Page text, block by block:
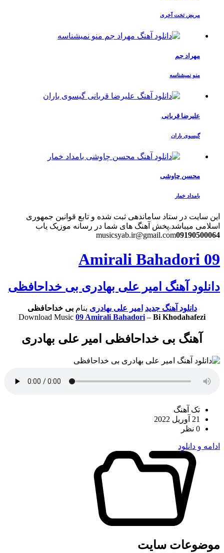
مریض تخت آخری
مهراد جم
منو نمیشناسه
علیرضا قربانی
گیسوی باران
محسن چاوشی
بامداد خمار
این سایت در ستاد ساماندهی ثبت شده و تابع قوانین جمهوری
اسلامی میباشد.پخش آهنگ های شما در رسانه موزیک یاب
musicsyab.ir@gmail.com09190500064
09 Amirali Bahadori
دانلود آهنگ امیر علی بهادری بی خداحافظی
دانلود آهنگ جدید امیر علی بهادری بنامبی خداحافظی
Download Music 09 Amirali Bahadori– Bi Khodahafezi
آهنگ بی خداحافظی امیر علی بهادری
تک آهنگ
21 آوریل 2022
0 نظر
ادامه و دانلود
موضوعات سایت